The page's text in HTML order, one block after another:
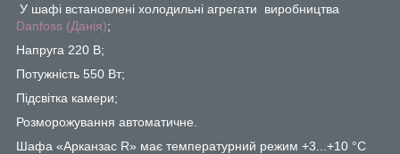
У шафі встановлені холодильні агрегати виробництва
Danfoss (Данія);
Напруга 220 В;
Потужність 550 Вт;
Підсвітка камери;
Розморожування автоматичне.
Шафа «Арканзас R» має температурний режим +3...+10 °C